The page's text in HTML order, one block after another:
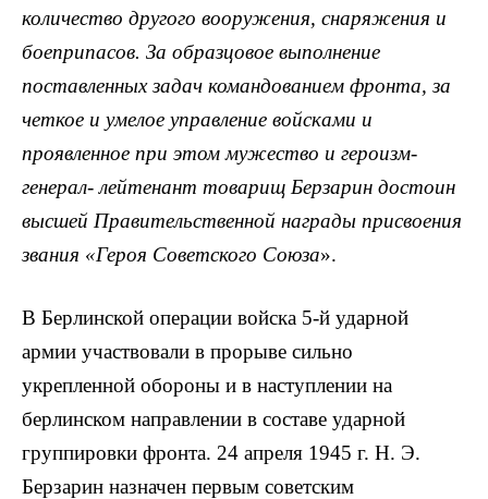
количество другого вооружения, снаряжения и
боеприпасов. За образцовое выполнение
поставленных задач командованием фронта, за
четкое и умелое управление войсками и
проявленное при этом мужество и героизм-
генерал- лейтенант товарищ Берзарин достоин
высшей Правительственной награды присвоения
звания «Героя Советского Союза».
В Берлинской операции войска 5-й ударной
армии участвовали в прорыве сильно
укрепленной обороны и в наступлении на
берлинском направлении в составе ударной
группировки фронта. 24 апреля 1945 г. Н. Э.
Берзарин назначен первым советским